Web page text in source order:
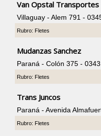
Van Opstal Transportes
Villaguay - Alem 791 -
Rubro: Fletes
Mudanzas Sanchez
Paraná - Colón 375 -
Rubro: Fletes
Trans Juncos
Paraná - Avenida
Rubro: Fletes